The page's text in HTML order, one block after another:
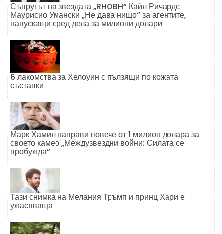
Съпругът на звездата „RHOBH“ Кайл Ричардс
Маурисио Умански „Не дава нищо“ за агентите,
напускащи сред дела за милиони долари
6 лакомства за Хелоуин с пълзящи по кожата
съставки
Марк Хамил направи повече от 1 милион долара за
своето камео „Междузвездни войни: Силата се
пробужда“
Тази снимка на Мелания Тръмп и принц Хари е
ужасяваща